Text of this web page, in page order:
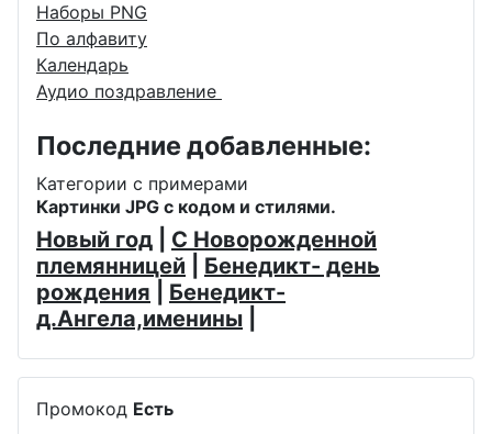
Наборы PNG
По алфавиту
Календарь
Аудио поздравление
Последние добавленные:
Категории с примерами
Картинки JPG с кодом и стилями.
Новый год
С Новорожденной
племянницей
Бенедикт- день
рождения
Бенедикт-
д.Ангела,именины
Промокод Есть